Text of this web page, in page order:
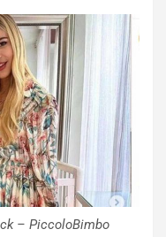
– PiccoloBimbo